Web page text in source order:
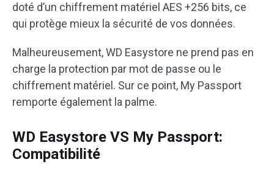
doté d’un chiffrement matériel AES +256 bits, ce
qui protège mieux la sécurité de vos données.
Malheureusement, WD Easystore ne prend pas en
charge la protection par mot de passe ou le
chiffrement matériel. Sur ce point, My Passport
remporte également la palme.
WD Easystore VS My Passport:
Compatibilité